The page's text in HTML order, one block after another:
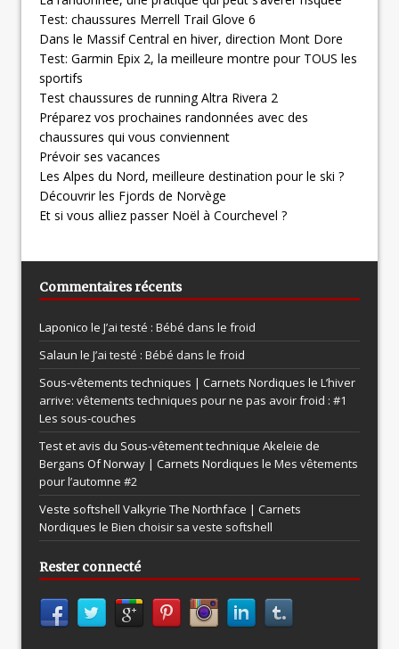
Test: chaussures Merrell Trail Glove 6
Dans le Massif Central en hiver, direction Mont Dore
Test: Garmin Epix 2, la meilleure montre pour TOUS les
sportifs
Test chaussures de running Altra Rivera 2
Préparez vos prochaines randonnées avec des
chaussures qui vous conviennent
Prévoir ses vacances
Les Alpes du Nord, meilleure destination pour le ski ?
Découvrir les Fjords de Norvège
Et si vous alliez passer Noël à Courchevel ?
Commentaires récents
Laponico le J’ai testé : Bébé dans le froid
Salaun le J’ai testé : Bébé dans le froid
Sous-vêtements techniques | Carnets Nordiques le L’hiver
arrive: vêtements techniques pour ne pas avoir froid : #1
Les sous-couches
Test et avis du Sous-vêtement technique Akeleie de
Bergans Of Norway | Carnets Nordiques le Mes vêtements
pour l’automne #2
Veste softshell Valkyrie The Northface | Carnets
Nordiques le Bien choisir sa veste softshell
Rester connecté